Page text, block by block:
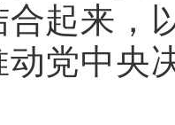
起来，
动党中央